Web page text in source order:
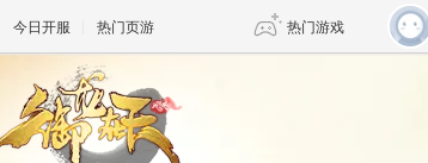
今日开服 热门页游 热门游戏
魔兽